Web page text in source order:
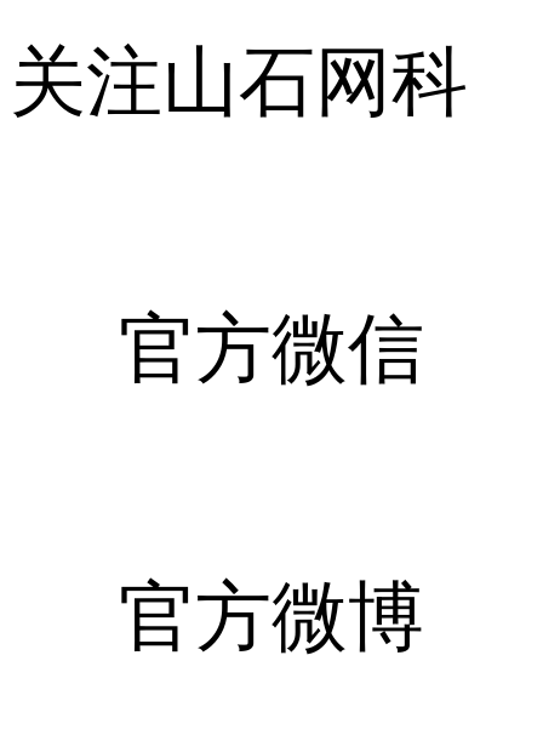
关注山石网科
官方微信
官方微博